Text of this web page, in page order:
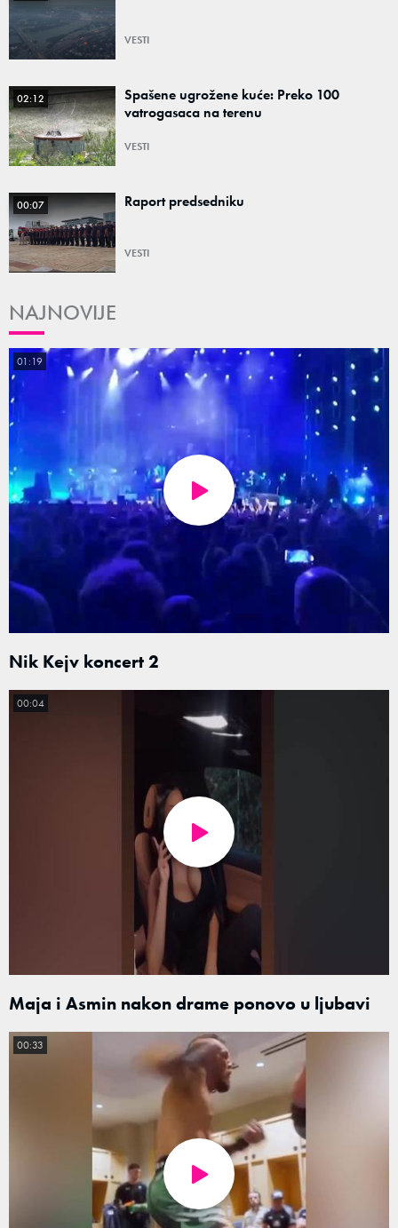
VESTI
02:12
Spašene ugrožene kuće: Preko 100
vatrogasaca na terenu
VESTI
00:07 Raport predsedniku
VESTI
NAJNOVIJE
Nik Kejv koncert 2
01:19
Maja i Asmin nakon drame ponovo u ljubavi
00:04
00:33